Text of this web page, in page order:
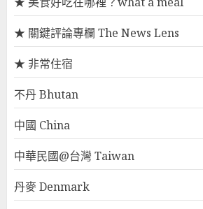
★ 關鍵評論專欄 The News Lens
★ 非常住宿
不丹 Bhutan
中國 China
中華民國@台灣 Taiwan
丹麥 Denmark